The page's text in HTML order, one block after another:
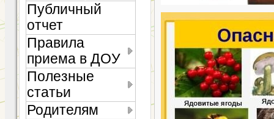
Публичный
отчет
Правила
приема в ДОУ
Полезные
статьи
Родителям